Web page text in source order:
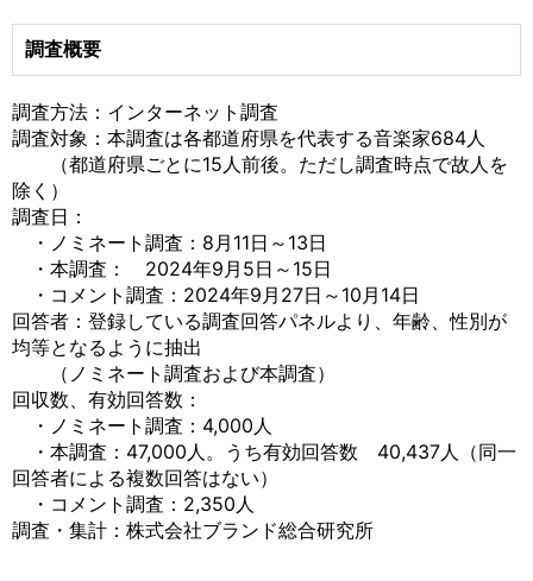
調査概要
調査方法：インターネット調査
調査対象：本調査は各都道府県を代表する音楽家684人
（都道府県ごとに15人前後。ただし調査時点で故人を
除く）
調査日：
・ノミネート調査：8月11日～13日
・本調査： 2024年9月5日～15日
・コメント調査：2024年9月27日～10月14日
回答者：登録している調査回答パネルより、年齢、性別が
均等となるように抽出
（ノミネート調査および本調査）
回収数、有効回答数：
・ノミネート調査：4,000人
・本調査：47,000人。うち有効回答数 40,437人（同一
回答者による複数回答はない）
・コメント調査：2,350人
調査・集計：株式会社ブランド総合研究所